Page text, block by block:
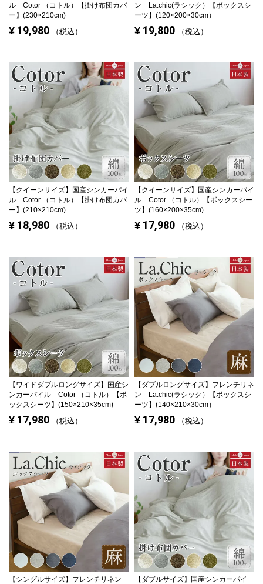
ル Cotor （コトル）【掛け布団カバ
ー】(230×210cm)
¥ 19,980 税込
ン La.chic(ラシック）【ボックスシ
ーツ】(120×200×30cm）
¥ 19,800 税込
【クイーンサイズ】 国産シンカーパイ
ル Cotor （コトル）【掛け布団カバ
ー】(210×210cm)
¥ 18,980 税込
【クイーンサイズ】 国産シンカーパイ
ル Cotor （コトル）【ボックスシー
ツ】(160×200×35cm)
¥ 17,980 税込
【ワイドダブルロングサイズ】 国産シ
ンカーパイル Cotor （コトル）【ボ
ックスシーツ】(150×210×35cm)
¥ 17,980 税込
【ダブルロングサイズ】 フレンチリネ
ン La.chic(ラシック）【ボックスシ
ーツ】(140×210×30cm）
¥ 17,980 税込
【シングルサイズ】 フレンチリネン
【ダブルサイズ】 国産シンカーパイ